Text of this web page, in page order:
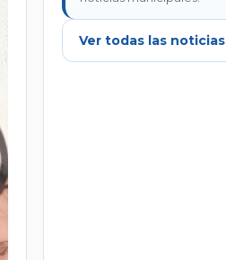
Ver todas las noticias